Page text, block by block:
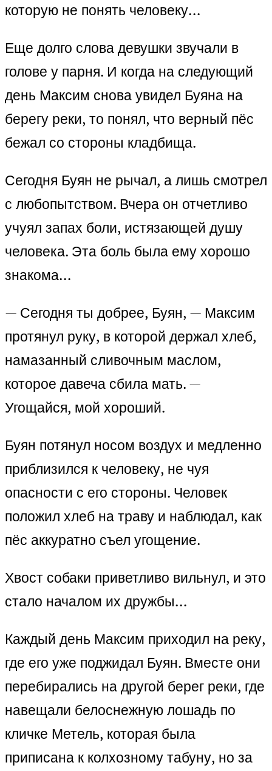
которую не понять человеку…
Еще долго слова девушки звучали в
голове у парня. И когда на следующий
день Максим снова увидел Буяна на
берегу реки, то понял, что верный пёс
бежал со стороны кладбища.
Сегодня Буян не рычал, а лишь смотрел
с любопытством. Вчера он отчетливо
учуял запах боли, истязающей душу
человека. Эта боль была ему хорошо
знакома…
— Сегодня ты добрее, Буян, — Максим
протянул руку, в которой держал хлеб,
намазанный сливочным маслом,
которое давеча сбила мать. —
Угощайся, мой хороший.
Буян потянул носом воздух и медленно
приблизился к человеку, не чуя
опасности с его стороны. Человек
положил хлеб на траву и наблюдал, как
пёс аккуратно съел угощение.
Хвост собаки приветливо вильнул, и это
стало началом их дружбы…
Каждый день Максим приходил на реку,
где его уже поджидал Буян. Вместе они
перебирались на другой берег реки, где
навещали белоснежную лошадь по
кличке Метель, которая была
приписана к колхозному табуну, но за